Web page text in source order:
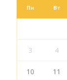
Пн Вт
3 4
10 11